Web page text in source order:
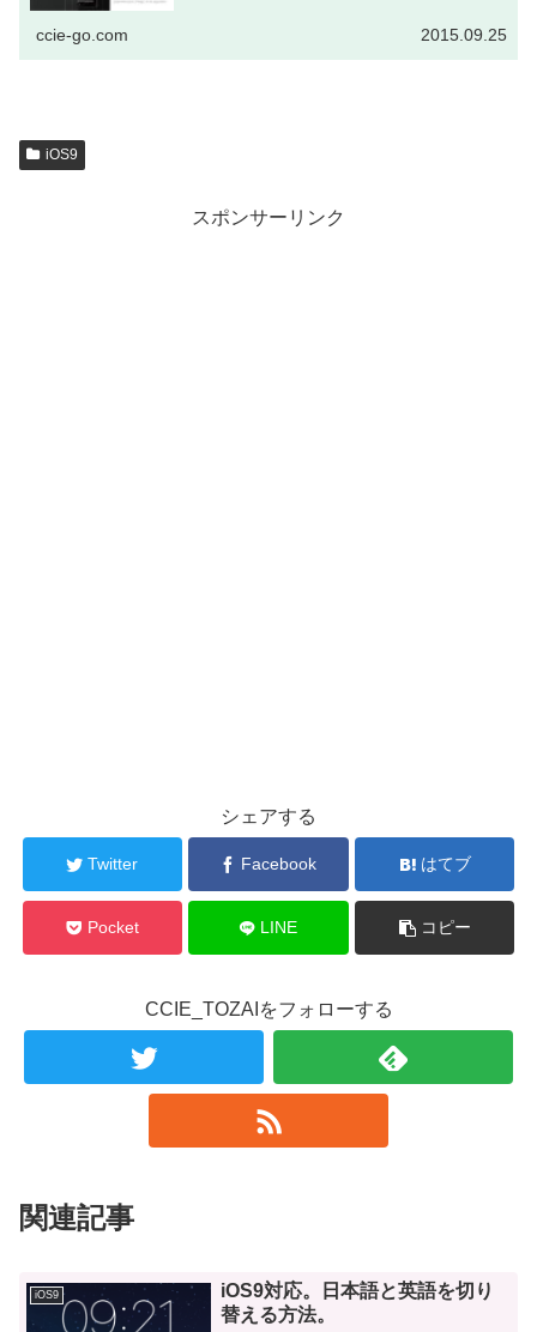
ccie-go.com 2015.09.25
iOS9
スポンサーリンク
シェアする
Twitter Facebook はてブ
Pocket LINE コピー
CCIE_TOZAIをフォローする
関連記事
iOS9
iOS9対応。日本語と英語を切り
替える方法。